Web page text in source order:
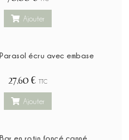
Ajouter
Parasol écru avec embase
27,60 € TTC
Ajouter
Bar en rotin foncé canné